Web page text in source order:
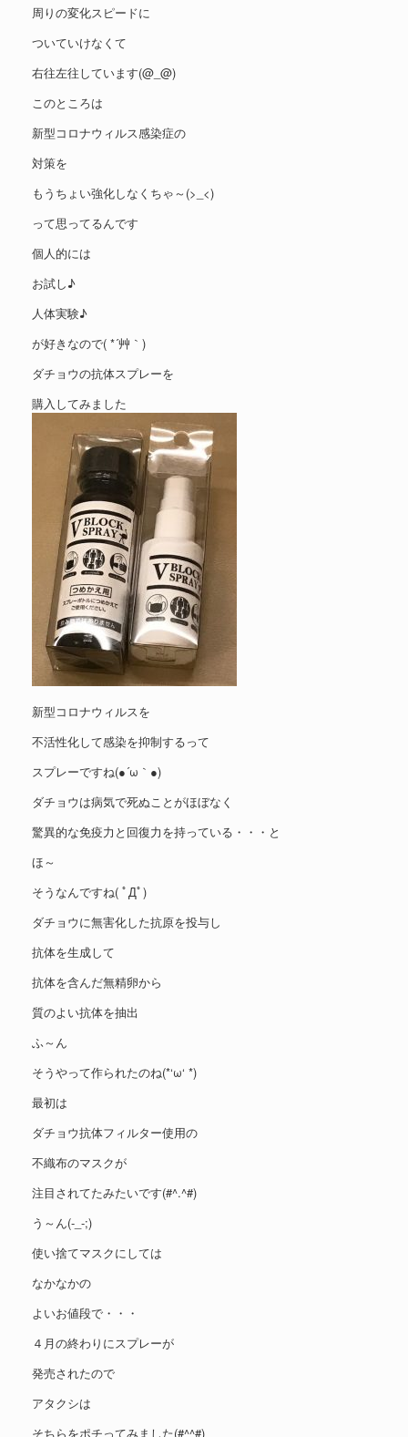
周りの変化スピードに
ついていけなくて
右往左往しています(@_@)
このところは
新型コロナウィルス感染症の
対策を
もうちょい強化しなくちゃ～(>_<)
って思ってるんです
個人的には
お試し♪
人体実験♪
が好きなので( *´艸｀)
ダチョウの抗体スプレーを
購入してみました
新型コロナウィルスを
不活性化して感染を抑制するって
スプレーですね(●´ω｀●)
ダチョウは病気で死ぬことがほぼなく
驚異的な免疫力と回復力を持っている・・・と
ほ～
そうなんですね( ﾟДﾟ)
ダチョウに無害化した抗原を投与し
抗体を生成して
抗体を含んだ無精卵から
質のよい抗体を抽出
ふ～ん
そうやって作られたのね(*‘ω‘ *)
最初は
ダチョウ抗体フィルター使用の
不織布のマスクが
注目されてたみたいです(#^.^#)
う～ん(-_-;)
使い捨てマスクにしては
なかなかの
よいお値段で・・・
４月の終わりにスプレーが
発売されたので
アタクシは
そちらをポチってみました(#^^#)